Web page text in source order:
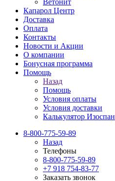
Капарол Центр
Доставка
Оплата
Контакты
Новости и Акции
О компании
Бонусная программа
Помощь
Назад
Помощь
Условия оплаты
Условия доставки
Калькулятор Изоспан
8-800-775-59-89
Назад
Телефоны
8-800-775-59-89
+7 918 754-83-77
Заказать звонок